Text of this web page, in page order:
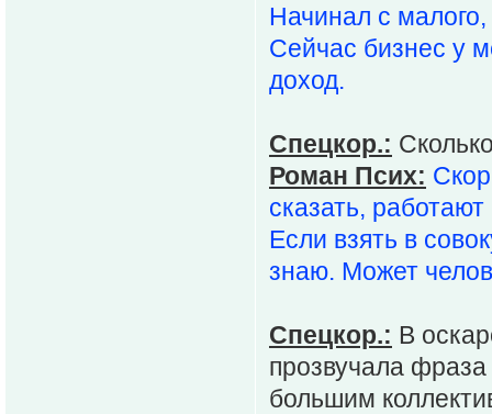
Начинал с
Сейчас бизнес у
доход.
Спецкор.:
Роман Псих:
сказать,
Если взять в
знаю. Может
Спецкор.: В
прозвучала фраза
большим